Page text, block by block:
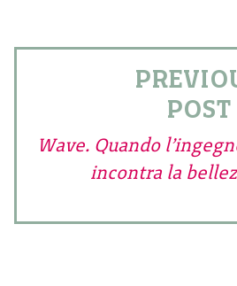
POST
Wave. Quando
incontra la